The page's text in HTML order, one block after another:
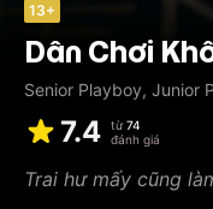
13+
Dân Chơi
Senior Playboy, Junior
7.4 từ 74
đánh giá
Trai hư mấy cũng